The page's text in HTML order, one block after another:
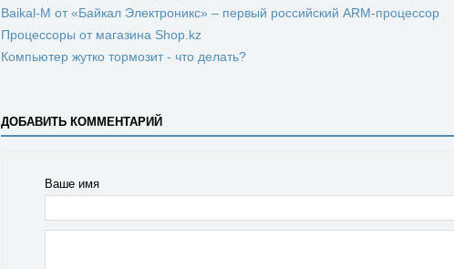
Baikal-M от «Байкал Электроникс» – первый российский ARM-процессор
Процессоры от магазина Shop.kz
Компьютер жутко тормозит - что делать?
ДОБАВИТЬ КОММЕНТАРИЙ
Ваше имя